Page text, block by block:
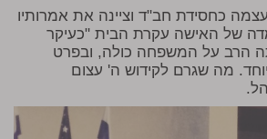
כחסידת חב"ד וציינה את אמרותיו
של האישה עקרת הבית "כעיקר
הרב על המשפחה כולה, ובפרט
מה שגרם לקידוש ה' עצום